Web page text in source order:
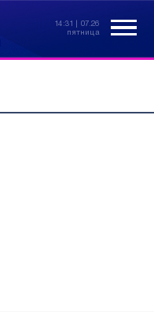
14:31 | 07.26
пятница